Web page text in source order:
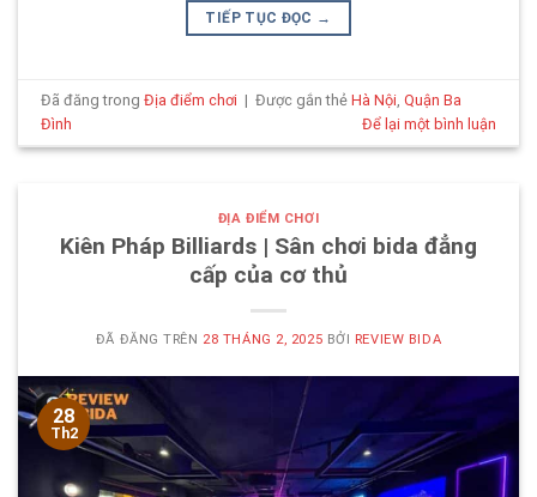
TIẾP TỤC ĐỌC →
Đã đăng trongĐịa điểm chơi | Được gắn thẻHà Nội ,Quận Ba
Đình
Để lại một bình luận
ĐỊA ĐIỂM CHƠI
Kiên Pháp Billiards | Sân chơi bida đẳng
cấp của cơ thủ
ĐÃ ĐĂNG TRÊN 28 THÁNG 2, 2025 BỞI REVIEW BIDA
28
Th2